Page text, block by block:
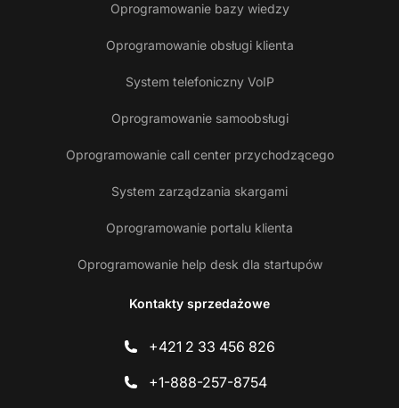
Oprogramowanie bazy wiedzy
Oprogramowanie obsługi klienta
System telefoniczny VoIP
Oprogramowanie samoobsługi
Oprogramowanie call center przychodzącego
System zarządzania skargami
Oprogramowanie portalu klienta
Oprogramowanie help desk dla startupów
Kontakty sprzedażowe
+421 2 33 456 826
+1-888-257-8754